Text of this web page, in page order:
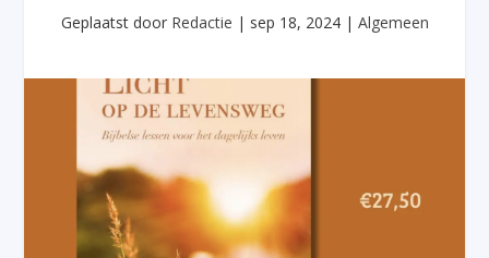
Geplaatst door Redactie | sep 18, 2024| Algemeen